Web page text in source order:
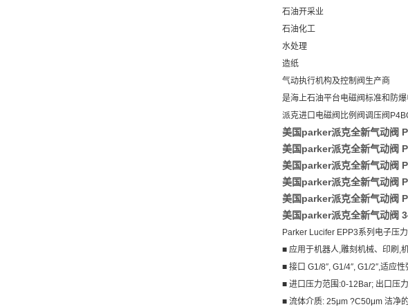
石油开采业
石油化工
水处理
造纸
气动执行机构及控制阀生产商
是海上石油平台电磁阀标准和防爆
派克进口电磁阀比例阀调压阀
美国parker派克全新气动阀
美国parker派克全新气动阀
美国parker派克全新气动阀
美国parker派克全新气动阀
美国parker派克全新气动阀
美国parker派克全新气动阀
Parker Lucifer EPP3系列电子压
■ 应用于机器人,雕刻机械、印刷,
■ 接口 G1/8″, G1/4″, G1/2″,适应性
■ 进口压力范围:0-12Bar; 出口压
■ 流体介质: 25μm ?C50μm 洁净